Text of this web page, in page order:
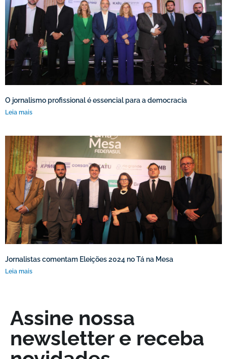
O jornalismo profissional é essencial para a democracia
Leia mais
Jornalistas comentam Eleições 2024 no Tá na Mesa
Leia mais
Assine nossa
newsletter e receba